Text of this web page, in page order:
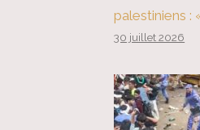
palestiniens :
30 juillet 2026